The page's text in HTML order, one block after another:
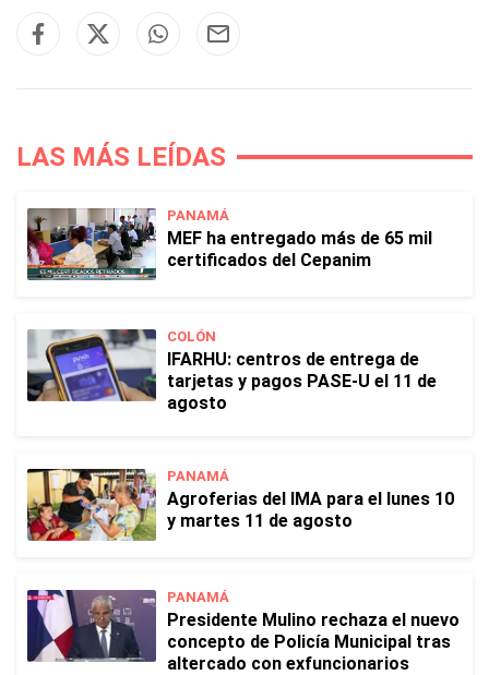
LAS MÁS LEÍDAS
PANAMÁ
MEF ha entregado más de 65 mil
certificados del Cepanim
COLÓN
IFARHU: centros de entrega de
tarjetas y pagos PASE-U el 11 de
agosto
PANAMÁ
Agroferias del IMA para el lunes 10
y martes 11 de agosto
PANAMÁ
Presidente Mulino rechaza el nuevo
concepto de Policía Municipal tras
altercado con exfuncionarios